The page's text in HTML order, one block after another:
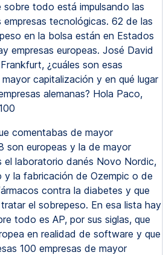
sobre todo está impulsando las
tecnológicas. 62 de las
en la bolsa están en Estados
empresas europeas. José David
¿cuáles son esas
capitalización y en qué lugar
alemanas? Hola Paco,
comentabas de mayor
son europeas y la de mayor
el laboratorio danés Novo Nordic,
y la fabricación de Ozempic o de
contra la diabetes y que
el sobrepeso. En esa lista hay
todo es AP, por sus siglas, que
en realidad de software y que
100 empresas de mayor